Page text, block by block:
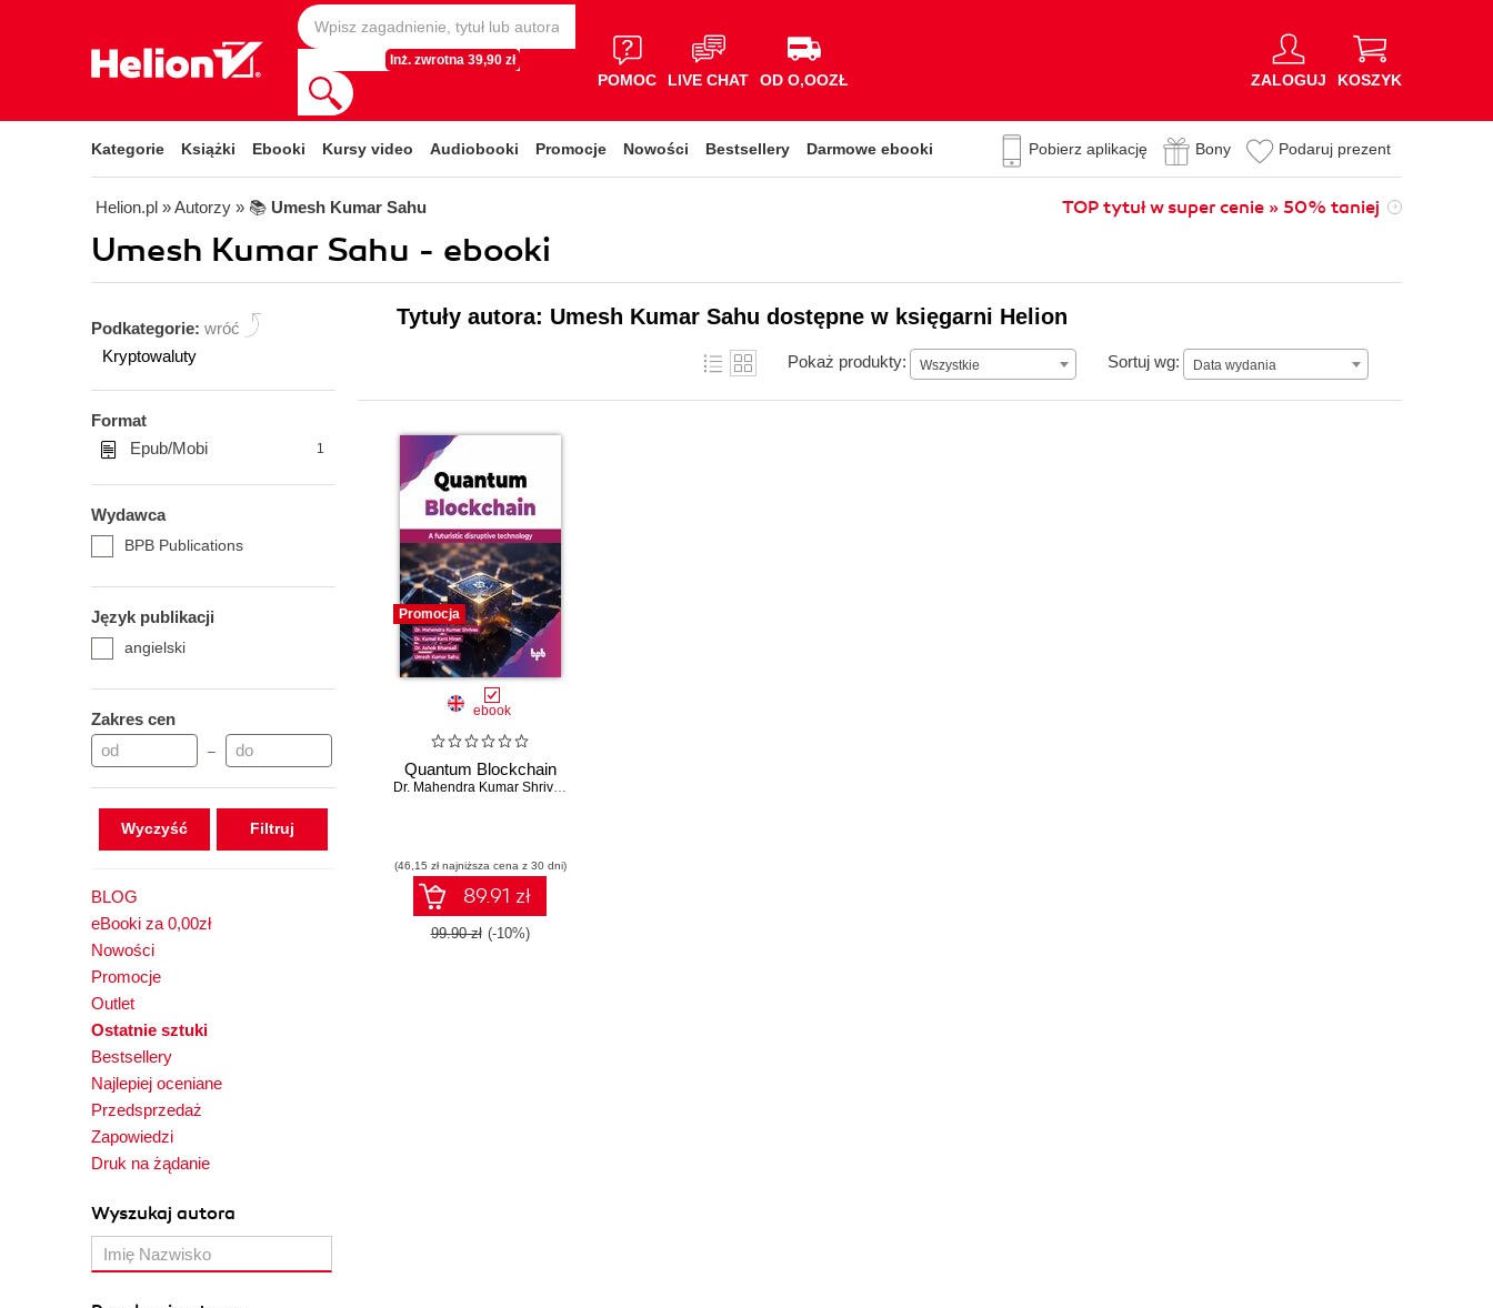
Inż. zwrotna 39,90 zł
POMOC LIVE CHAT OD O,OOZŁ ZALOGUJ KOSZYK
Kategorie Książki Ebooki Kursy video Audiobooki Promocje Nowości Bestsellery Darmowe ebooki Pobierz aplikację Bony Podaruj prezent
Helion.pl » Autorzy » 📚 Umesh Kumar Sahu TOP tytuł w super cenie » 50% taniej
Umesh Kumar Sahu - ebooki
Podkategorie: wróć
Kryptowaluty
Format
Epub/Mobi
1
Wydawca
BPB Publications
Język publikacji
angielski
Zakres cen
–
Wyczyść
BLOG
eBooki za 0,00zł
Nowości
Promocje
Outlet
Ostatnie sztuki
Bestsellery
Najlepiej oceniane
Przedsprzedaż
Zapowiedzi
Druk na żądanie
Wyszukaj autora
Tytuły autora: Umesh Kumar Sahu dostępne w księgarni Helion
Pokaż produkty: Wszystkie Sortuj wg: Data wydania
Data wydania
Promocja
ebook
Quantum Blockchain
Dr. Mahendra Kumar Shrivas
(46,15 zł najniższa cena z 30 dni)
89.91 zł
99.90 zł (-10%)